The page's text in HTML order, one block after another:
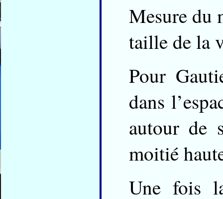
Mesure du
taille de la
Pour
dans
autour de
moitié
Une fois